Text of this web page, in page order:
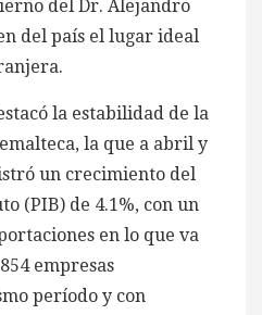
del Dr. Alejandro
del país el lugar ideal
la estabilidad de la
la que a abril y
un crecimiento del
(PIB) de 4.1%, con un
en lo que va
empresas
período y con